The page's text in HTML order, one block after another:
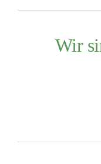
Wir